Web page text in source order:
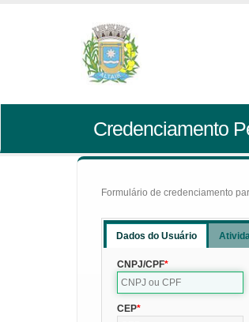
Credenciamento
Formulário de credenciamento
Dados do Usuário
CNPJ/CPF
CEP